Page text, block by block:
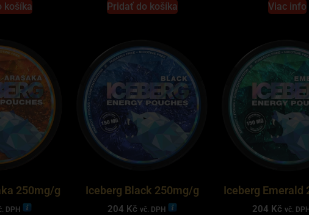
košíka Pridať do košíka Viac info
250mg/g
DPH
Iceberg Black 250mg/g
204 Kč vč. DPH
Iceberg Emerald
204 Kč vč.